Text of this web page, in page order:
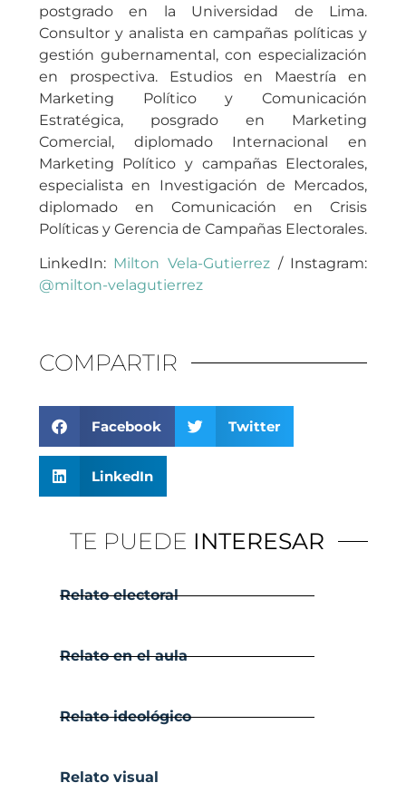
postgrado en la Universidad de Lima.
Consultor y analista en campañas políticas y
gestión gubernamental, con especialización
en prospectiva. Estudios en Maestría en
Marketing Político y Comunicación
Estratégica, posgrado en Marketing
Comercial, diplomado Internacional en
Marketing Político y campañas Electorales,
especialista en Investigación de Mercados,
diplomado en Comunicación en Crisis
Políticas y Gerencia de Campañas Electorales.
LinkedIn: Milton Vela-Gutierrez / Instagram:
@milton-velagutierrez
COMPARTIR
Facebook Twitter
LinkedIn
TE PUEDE INTERESAR
Relato electoral
Relato en el aula
Relato ideológico
Relato visual